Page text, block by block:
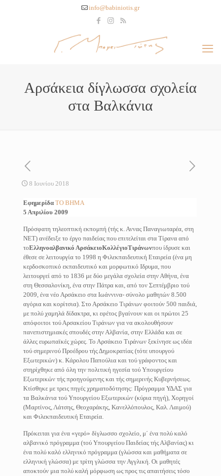
info@babiniotis.gr
Αρσάκεια δίγλωσσα σχολεία
στα Βαλκάνια
8 Ιουνίου 2018
Εφημερίδα ΤΟ ΒΗΜΑ
5 Απριλίου 2009
Πρόσφατη τηλεοπτική εκπομπή (τής κ. Αννας Παναγιωταρέα, στη
ΝΕΤ) ανέδειξε το έργο παιδείας που επιτελείται στα Τίρανα από
τοΕλληνοαλβανικό ΑρσάκειοΚολλέγιοΤιράνωνπου ίδρυσε και
έθεσε σε λειτουργία το 1998 η Φιλεκπαιδευτική Εταιρεία (ένα μη
κερδοσκοπικό εκπαιδευτικό και μορφωτικό Ιδρυμα, που
λειτουργεί από το 1836 με δύο μεγάλα σχολεία στην Αθήνα, ένα
στη Θεσσαλονίκη, ένα στην Πάτρα και, από τον Σεπτέμβριο τού
2009, ένα νέο Αρσάκειο στα Ιωάννινα- σύνολο μαθητών 8.500
αγόρια και κορίτσια). Στο Αρσάκειο Τιράνων φοιτούν 500 παιδιά,
με πολύ χαμηλά δίδακτρα, κι εφέτος βγαίνουν και οι πρώτοι 25
απόφοιτοι τού Αρσακείου Τιράνων για να ακολουθήσουν
πανεπιστημιακές σπουδές στην Αλβανία, στην Ελλάδα και σε
άλλες ευρωπαϊκές χώρες. Το Αρσάκειο Τιράνων ξεκίνησε ως ιδέα
τού σημερινού Προέδρου τής Δημοκρατίας (τότε υπουργού
Εξωτερικών) κ. Κάρολου Παπούλια και τού γράφοντος και
στηρίχθηκε από όλη την πολιτική ηγεσία τού Υπουργείου
Εξωτερικών τής προηγούμενης και τής σημερινής Κυβερνήσεως.
Κτίσθηκε με τρεις πηγές χρηματοδότησης: Πρόγραμμα ΥΔΑΣ για
τα Βαλκάνια τού Υπουργείου Εξωτερικών (κύρια πηγή), Χορηγοί
(Μαρτίνος, Λάτσης, Θεοχαράκης, Κανελλόπουλος, Καλ. Λαιμού)
και Φιλεκπαιδευτική Εταιρεία.
Πρόκειται για ένα «γερό» δίγλωσσο σχολείο, μ΄ ένα πολύ καλό
αλβανικό πρόγραμμα (τού Υπουργείου Παιδείας τής Αλβανίας) κι
ένα πολύ καλό ελληνικό πρόγραμμα (γλώσσα και μαθήματα σε
ελληνική γλώσσα) με τρίτη γλώσσα την Αγγλική. Οι μαθητές
αποκτούν μια πολύ καλή μόρφωση ως προς τις απαιτήσεις τόσο